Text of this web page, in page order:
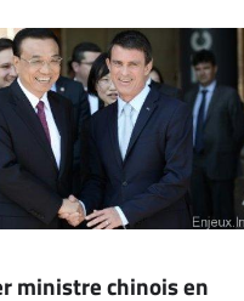
ministre chinois en